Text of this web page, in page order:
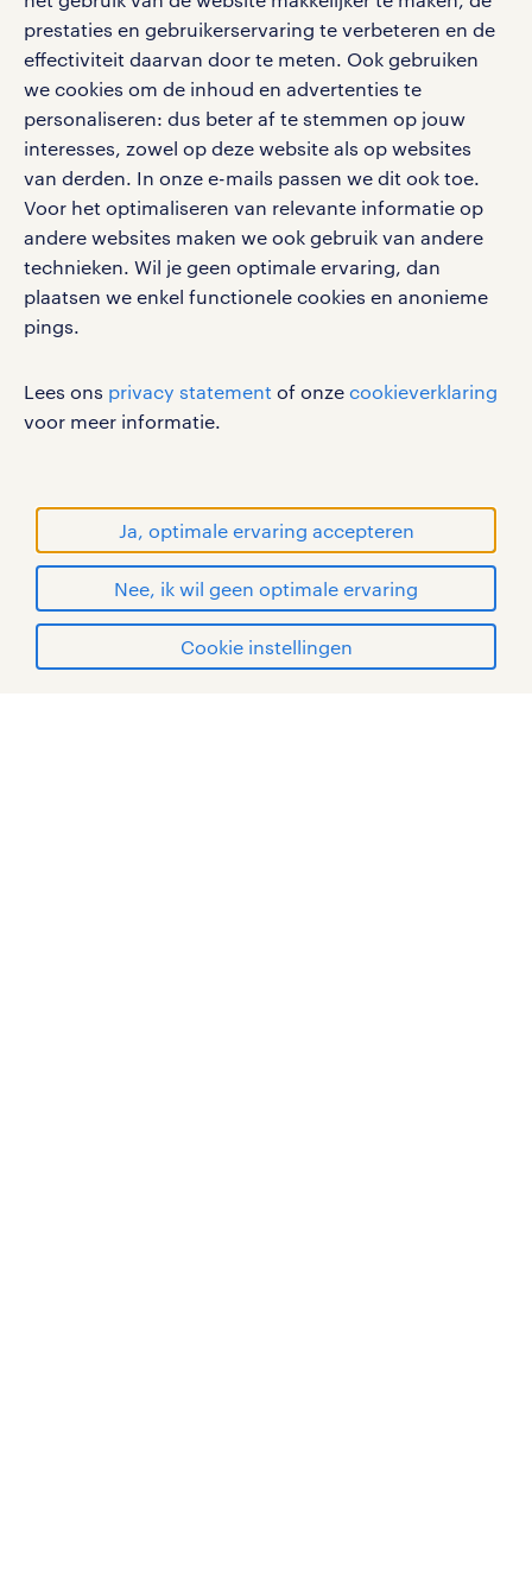
prestaties en gebruikerservaring te verbeteren en de
effectiviteit daarvan door te meten. Ook gebruiken
we cookies om de inhoud en advertenties te
personaliseren: dus beter af te stemmen op jouw
interesses, zowel op deze website als op websites
van derden. In onze e-mails passen we dit ook toe.
Voor het optimaliseren van relevante informatie op
andere websites maken we ook gebruik van andere
technieken. Wil je geen optimale ervaring, dan
plaatsen we enkel functionele cookies en anonieme
pings.
Lees ons privacy statement of onze cookieverklaring
voor meer informatie.
Ja, optimale ervaring accepteren
Nee, ik wil geen optimale ervaring
Cookie instellingen
social media
Volg ons voor de leukste content omtrent
vacatures, solliciteren en inspiratie.
werken bij randstad
gebruikersvoorwaarden
privacystatement
cookies
handelsmerken van Randstad N.V.
© Randstad 2026